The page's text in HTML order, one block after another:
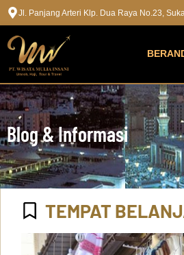
Jl. Panjang Arteri Klp. Dua Raya No.23,
Blog & Informasi
TEMPAT